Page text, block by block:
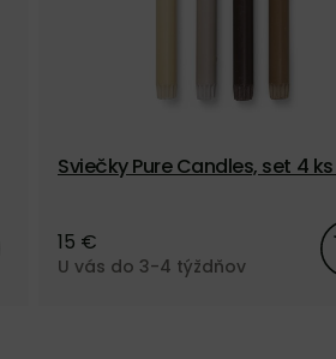
Sviečky Pure Candles, set 4
15 €
U vás do 3-4 týždňov